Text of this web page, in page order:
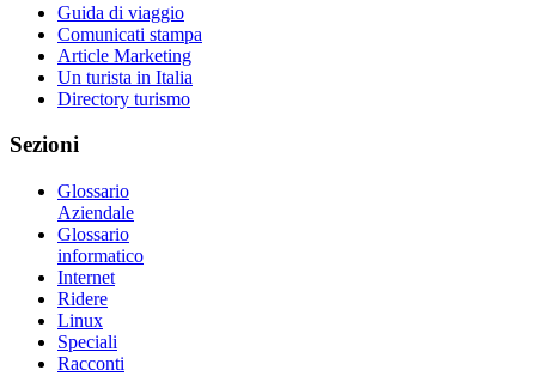
Guida di viaggio
Comunicati stampa
Article Marketing
Un turista in Italia
Directory turismo
Sezioni
Glossario
Aziendale
Glossario
informatico
Internet
Ridere
Linux
Speciali
Racconti